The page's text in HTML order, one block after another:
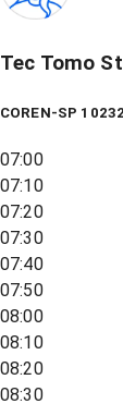
Tec Tomo
COREN-SP
07:00
07:10
07:20
07:30
07:40
07:50
08:00
08:10
08:20
08:30